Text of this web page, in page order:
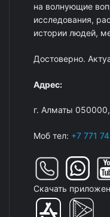
на волнующие
исследования,
истории людей,
Достоверно.
Адрес:
г. Алматы
Моб тел: +7 771
Скачать